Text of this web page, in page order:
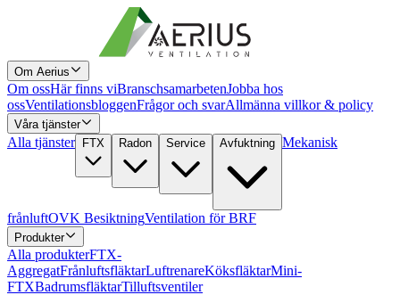
Om Aerius
Om ossHär finns viBranschsamarbetenJobba hos
ossVentilationsbloggenFrågor och svarAllmänna villkor & policy
Våra tjänster
Alla tjänster FTX Radon Service Avfuktning Mekanisk
frånluftOVK BesiktningVentilation för BRF
Produkter
Alla produkterFTX-
AggregatFrånluftsfläktarLuftrenareKöksfläktarMini-
FTXBadrumsfläktarTilluftsventiler